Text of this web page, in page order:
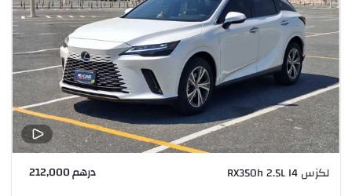
لكزس RX350h 2.5L I4 درهم 212,000